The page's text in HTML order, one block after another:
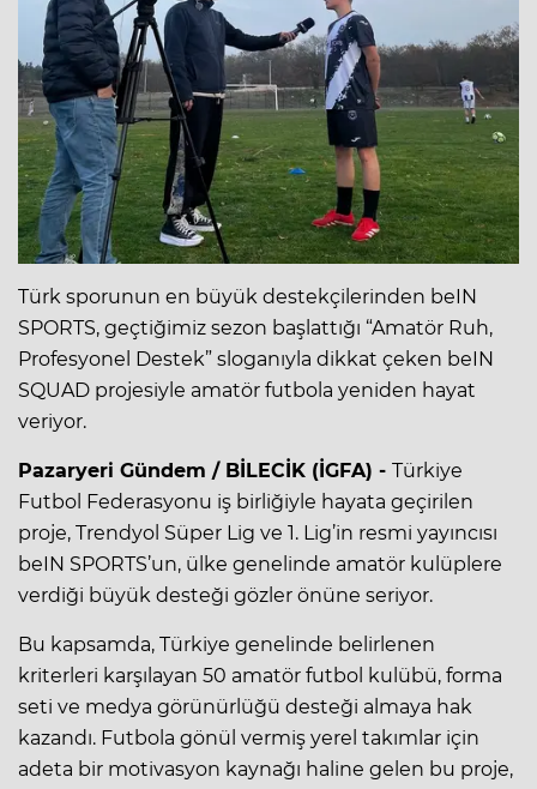
Türk sporunun en büyük destekçilerinden beIN
SPORTS, geçtiğimiz sezon başlattığı “Amatör Ruh,
Profesyonel Destek” sloganıyla dikkat çeken beIN
SQUAD projesiyle amatör futbola yeniden hayat
veriyor.
Pazaryeri Gündem / BİLECİK (İGFA) - Türkiye
Futbol Federasyonu iş birliğiyle hayata geçirilen
proje, Trendyol Süper Lig ve 1. Lig’in resmi yayıncısı
beIN SPORTS’un, ülke genelinde amatör kulüplere
verdiği büyük desteği gözler önüne seriyor.
Bu kapsamda, Türkiye genelinde belirlenen
kriterleri karşılayan 50 amatör futbol kulübü, forma
seti ve medya görünürlüğü desteği almaya hak
kazandı. Futbola gönül vermiş yerel takımlar için
adeta bir motivasyon kaynağı haline gelen bu proje,